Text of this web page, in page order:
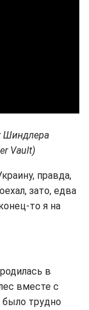
Шиндлера
Vault)
правда,
зато, едва
то я на
в
вместе с
трудно